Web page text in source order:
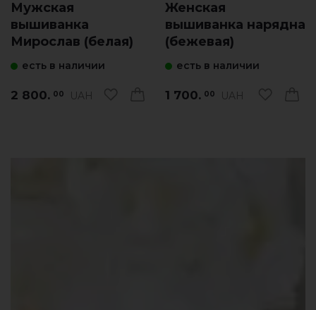
Мужская
вышиванка
Мирослав (белая)
есть в наличии
2 800. 00 UAH
Женская
вышиванка нарядна
(бежевая)
есть в наличии
1 700. 00 UAH